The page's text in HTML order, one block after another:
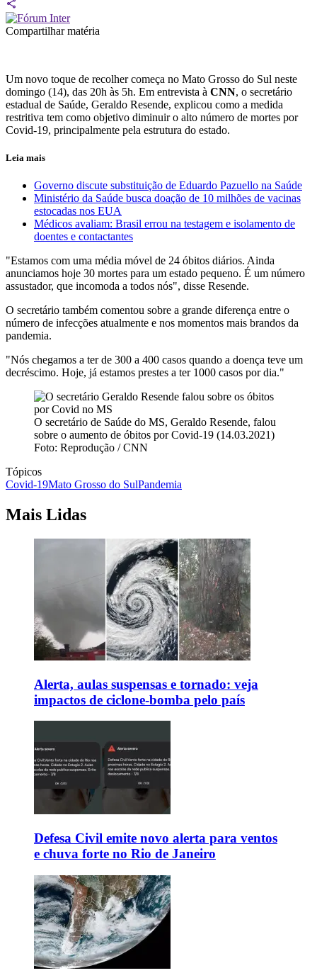
Compartilhar matéria
Um novo toque de recolher começa no Mato Grosso do Sul neste
domingo (14), das 20h às 5h. Em entrevista à CNN, o secretário
estadual de Saúde, Geraldo Resende, explicou como a medida
restritiva tem como objetivo diminuir o alto número de mortes por
Covid-19, principalmente pela estrutura do estado.
Leia mais
Governo discute substituição de Eduardo Pazuello na Saúde
Ministério da Saúde busca doação de 10 milhões de vacinas
estocadas nos EUA
Médicos avaliam: Brasil errou na testagem e isolamento de
doentes e contactantes
"Estamos com uma média móvel de 24 óbitos diários. Ainda
anunciamos hoje 30 mortes para um estado pequeno. É um número
assustador, que incomoda a todos nós", disse Resende.
O secretário também comentou sobre a grande diferença entre o
número de infecções atualmente e nos momentos mais brandos da
pandemia.
"Nós chegamos a ter de 300 a 400 casos quando a doença teve um
decréscimo. Hoje, já estamos prestes a ter 1000 casos por dia."
O secretário de Saúde do MS, Geraldo Resende, falou
sobre o aumento de óbitos por Covid-19 (14.03.2021)
Foto: Reprodução / CNN
Tópicos
Covid-19Mato Grosso do SulPandemia
Mais Lidas
Alerta, aulas suspensas e tornado: veja
impactos de ciclone-bomba pelo país
Defesa Civil emite novo alerta para ventos
e chuva forte no Rio de Janeiro